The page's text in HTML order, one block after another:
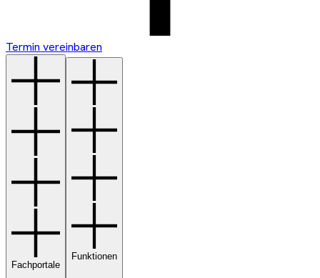
Termin vereinbaren
Fachportale
Funktionen